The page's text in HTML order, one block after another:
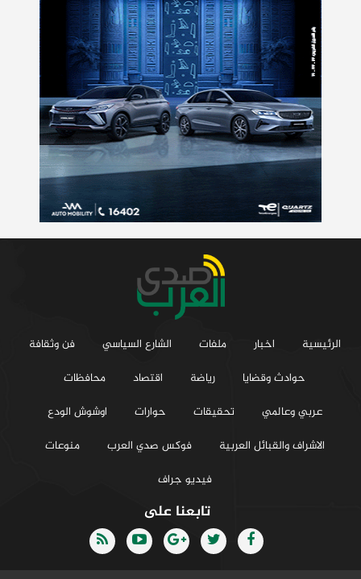
الرئيسية اخبار ملفات الشارع السياسي
فن وثقافة
حوادث وقضايا
رياضة اقتصاد
محافظات
عربي وعالمي
تحقيقات حوارات
اوشوش الودع
الاشراف والقبائل العربية
فوكس صدي العرب
منوعات
فيديو جراف
تابعنا على